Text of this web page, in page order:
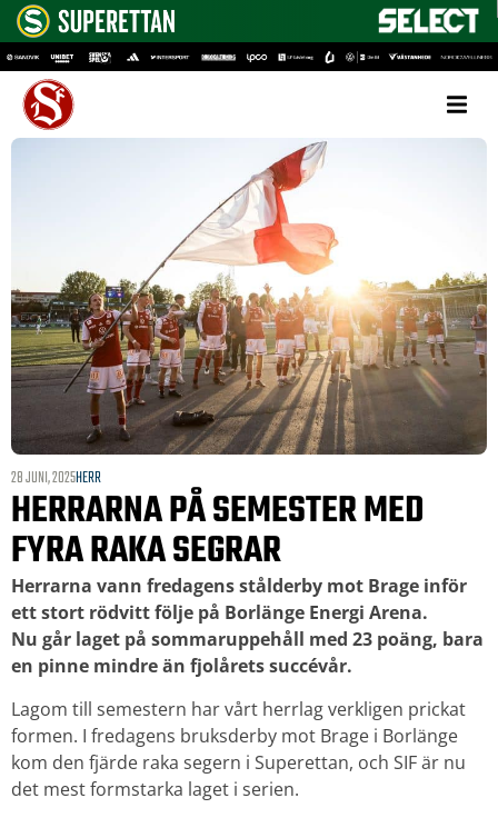
28 JUNI, 2025HERR
HERRARNA PÅ SEMESTER MED
FYRA RAKA SEGRAR
Herrarna vann fredagens stålderby mot Brage inför
ett stort rödvitt följe på Borlänge Energi Arena.
Nu går laget på sommaruppehåll med 23 poäng, bara
en pinne mindre än fjolårets succévår.
Lagom till semestern har vårt herrlag verkligen prickat
formen. I fredagens bruksderby mot Brage i Borlänge
kom den fjärde raka segern i Superettan, och SIF är nu
det mest formstarka laget i serien.